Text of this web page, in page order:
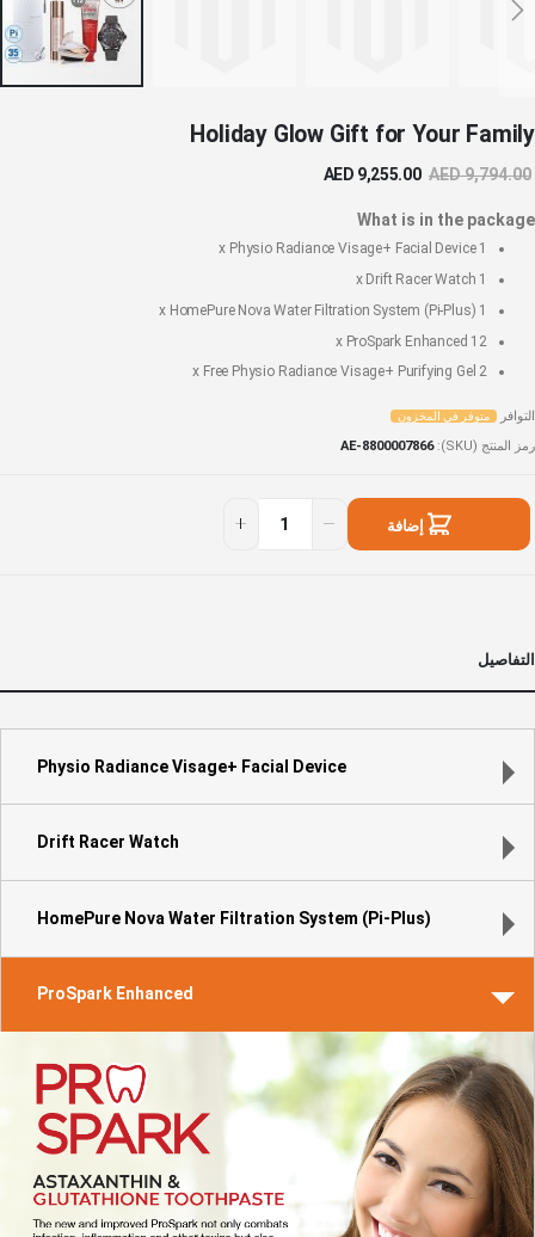
إلى
معرض
Holiday Glow Gift for Your Family
AED 9,794.00
AED 9,255.00
What is in the package
1 x
Physio Radiance Visage+ Facial Device
1 x
Drift Racer Watch
1 x
HomePure Nova Water Filtration System (Pi-Plus)
12 x
ProSpark Enhanced
2 x Free
Physio Radiance Visage+ Purifying Gel
التوافر متوفر في المخزون
رمز المنتج (SKU) AE-8800007866
Glow
Gift
المخزون
إضافة
التفاصيل
Physio Radiance Visage+ Facial Device
Drift Racer Watch
HomePure Nova Water Filtration System (Pi-Plus)
ProSpark Enhanced